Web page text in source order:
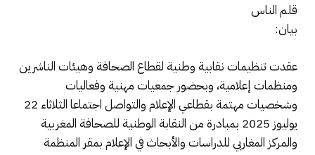
قلم الناس
بيان:
عقدت تنظيمات نقابية وطنية لقطاع الصحافة وهيئات الناشرين
ومنظمات إعلامية، وبحضور جمعيات مهنية وفعاليات
وشخصيات مهتمة بقطاعي الإعلام والتواصل اجتماعا الثلاثاء 22
يوليوز 2025 بمبادرة من النقابة الوطنية للصحافة المغربية
والمركز المغاربي للدراسات والأبحاث في الإعلام بمقر المنظمة